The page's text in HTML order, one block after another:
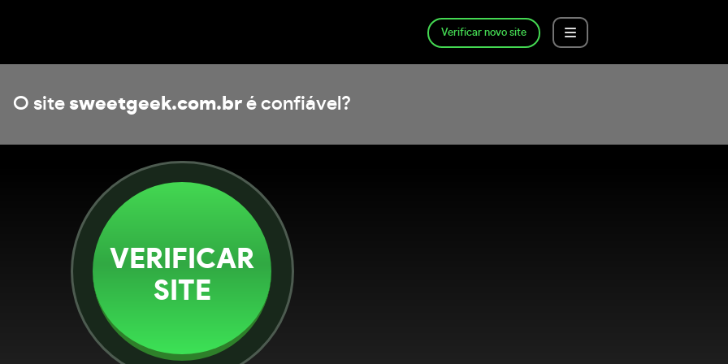
Verificar novo site
O site sweetgeek.com.br é confiável?
VERIFICAR
SITE